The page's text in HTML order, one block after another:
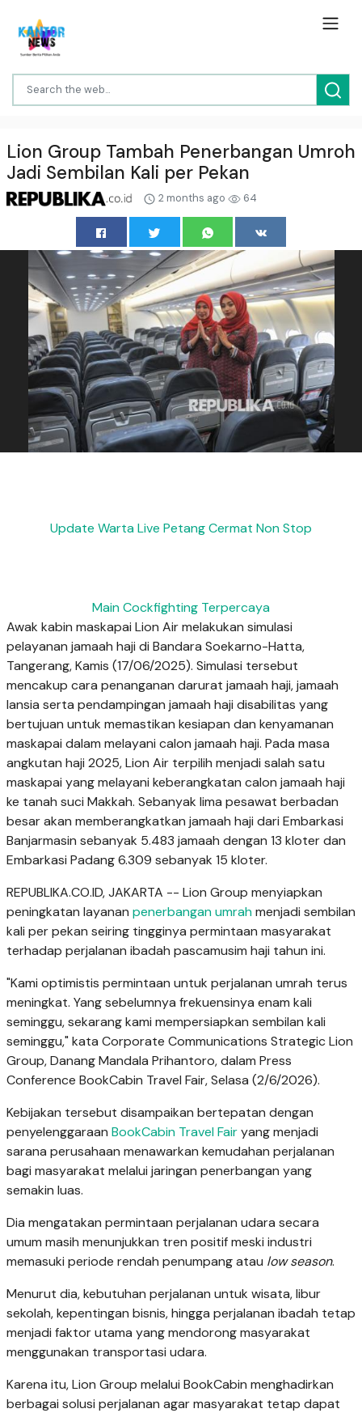
Lion Group Tambah Penerbangan Umroh
Jadi Sembilan Kali per Pekan
2 months ago 64
Update Warta Live Petang Cermat Non Stop
Main Cockfighting Terpercaya
Awak kabin maskapai Lion Air melakukan simulasi
pelayanan jamaah haji di Bandara Soekarno-Hatta,
Tangerang, Kamis (17/06/2025). Simulasi tersebut
mencakup cara penanganan darurat jamaah haji, jamaah
lansia serta pendampingan jamaah haji disabilitas yang
bertujuan untuk memastikan kesiapan dan kenyamanan
maskapai dalam melayani calon jamaah haji. Pada masa
angkutan haji 2025, Lion Air terpilih menjadi salah satu
maskapai yang melayani keberangkatan calon jamaah haji
ke tanah suci Makkah. Sebanyak lima pesawat berbadan
besar akan memberangkatkan jamaah haji dari Embarkasi
Banjarmasin sebanyak 5.483 jamaah dengan 13 kloter dan
Embarkasi Padang 6.309 sebanyak 15 kloter.
REPUBLIKA.CO.ID, JAKARTA -- Lion Group menyiapkan
peningkatan layanan penerbangan umrahmenjadi sembilan
kali per pekan seiring tingginya permintaan masyarakat
terhadap perjalanan ibadah pascamusim haji tahun ini.
"Kami optimistis permintaan untuk perjalanan umrah terus
meningkat. Yang sebelumnya frekuensinya enam kali
seminggu, sekarang kami mempersiapkan sembilan kali
seminggu," kata Corporate Communications Strategic Lion
Group, Danang Mandala Prihantoro, dalam Press
Conference BookCabin Travel Fair, Selasa (2/6/2026).
Kebijakan tersebut disampaikan bertepatan dengan
penyelenggaraan BookCabin Travel Fairyang menjadi
sarana perusahaan menawarkan kemudahan perjalanan
bagi masyarakat melalui jaringan penerbangan yang
semakin luas.
Dia mengatakan permintaan perjalanan udara secara
umum masih menunjukkan tren positif meski industri
memasuki periode rendah penumpang atau low season.
Menurut dia, kebutuhan perjalanan untuk wisata, libur
sekolah, kepentingan bisnis, hingga perjalanan ibadah tetap
menjadi faktor utama yang mendorong masyarakat
menggunakan transportasi udara.
Karena itu, Lion Group melalui BookCabin menghadirkan
berbagai solusi perjalanan agar masyarakat tetap dapat